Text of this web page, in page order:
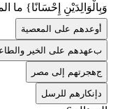
وَبِالْوَالِدَيْنِ إِحْسَانًا} ما
وعدهم على المعصية
بعهدهم على الخير
جهجرتهم إلى مصر
إنكارهم للرسل